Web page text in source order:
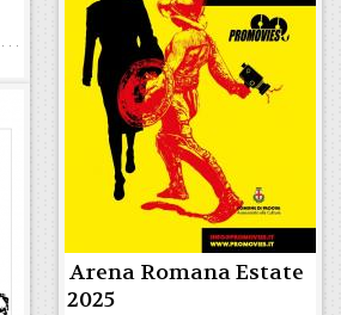
Arena Romana Estate
2025